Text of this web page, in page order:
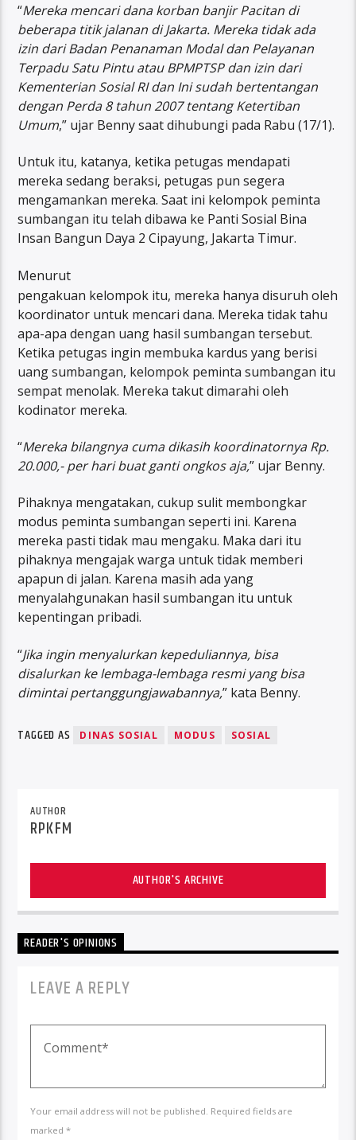
“Mereka mencari dana korban banjir Pacitan di
beberapa titik jalanan di Jakarta. Mereka tidak ada
izin dari Badan Penanaman Modal dan Pelayanan
Terpadu Satu Pintu atau BPMPTSP dan izin dari
Kementerian Sosial RI dan Ini sudah bertentangan
dengan Perda 8 tahun 2007 tentang Ketertiban
Umum,” ujar Benny saat dihubungi pada Rabu (17/1).
Untuk itu, katanya, ketika petugas mendapati
mereka sedang beraksi, petugas pun segera
mengamankan mereka. Saat ini kelompok peminta
sumbangan itu telah dibawa ke Panti Sosial Bina
Insan Bangun Daya 2 Cipayung, Jakarta Timur.
Menurut
pengakuan kelompok itu, mereka hanya disuruh oleh
koordinator untuk mencari dana. Mereka tidak tahu
apa-apa dengan uang hasil sumbangan tersebut.
Ketika petugas ingin membuka kardus yang berisi
uang sumbangan, kelompok peminta sumbangan itu
sempat menolak. Mereka takut dimarahi oleh
kodinator mereka.
“Mereka bilangnya cuma dikasih koordinatornya Rp.
20.000,- per hari buat ganti ongkos aja,” ujar Benny.
Pihaknya mengatakan, cukup sulit membongkar
modus peminta sumbangan seperti ini. Karena
mereka pasti tidak mau mengaku. Maka dari itu
pihaknya mengajak warga untuk tidak memberi
apapun di jalan. Karena masih ada yang
menyalahgunakan hasil sumbangan itu untuk
kepentingan pribadi.
“Jika ingin menyalurkan kepeduliannya, bisa
disalurkan ke lembaga-lembaga resmi yang bisa
dimintai pertanggungjawabannya,” kata Benny.
TAGGED AS DINAS SOSIAL MODUS SOSIAL
AUTHOR
RPKFM
AUTHOR'S ARCHIVE
READER'S OPINIONS
LEAVE A REPLY
Your email address will not be published. Required fields are
marked *